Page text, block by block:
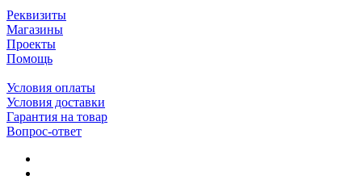
Реквизиты
Магазины
Проекты
Помощь
Условия оплаты
Условия доставки
Гарантия на товар
Вопрос-ответ